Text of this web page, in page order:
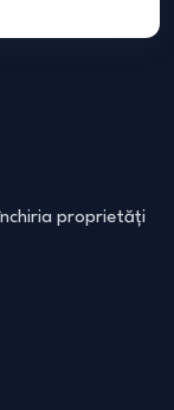
proprietăți